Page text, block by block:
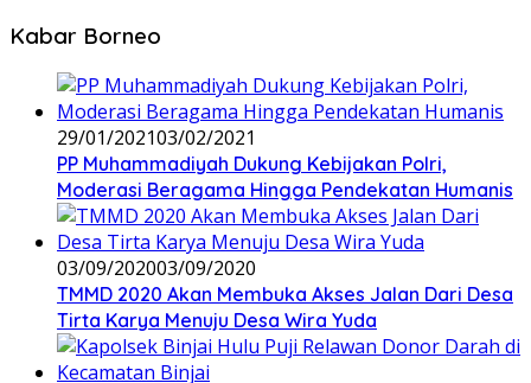
Kabar Borneo
29/01/202103/02/2021
PP Muhammadiyah Dukung Kebijakan Polri,
Moderasi Beragama Hingga Pendekatan Humanis
03/09/202003/09/2020
TMMD 2020 Akan Membuka Akses Jalan Dari Desa
Tirta Karya Menuju Desa Wira Yuda